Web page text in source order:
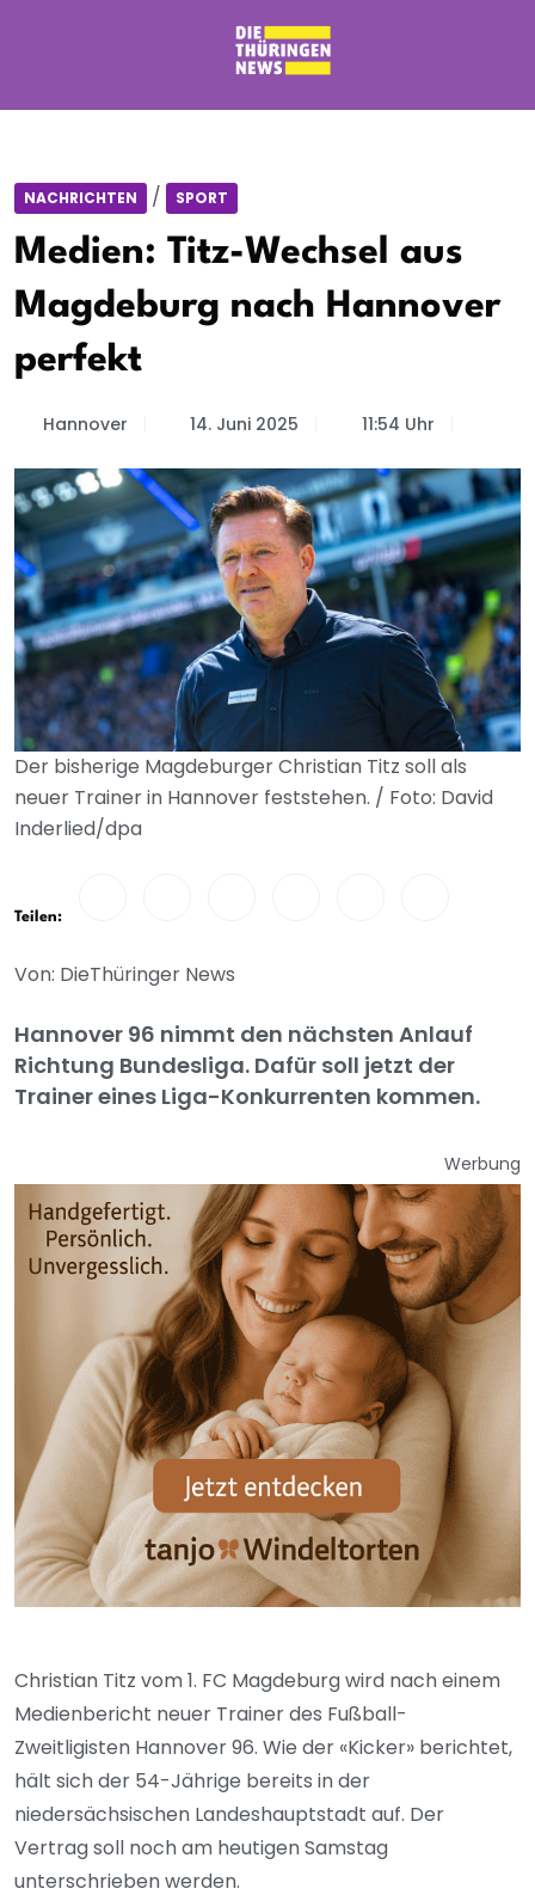
NACHRICHTEN / SPORT
Medien: Titz-Wechsel aus
Magdeburg nach Hannover
perfekt
Hannover 14. Juni 2025 11:54 Uhr
Der bisherige Magdeburger Christian Titz soll als
neuer Trainer in Hannover feststehen. / Foto: David
Inderlied/dpa
Teilen:
Von: DieThüringer News
Hannover 96 nimmt den nächsten Anlauf
Richtung Bundesliga. Dafür soll jetzt der
Trainer eines Liga-Konkurrenten kommen.
Werbung
Christian Titz vom 1. FC Magdeburg wird nach einem
Medienbericht neuer Trainer des Fußball-
Zweitligisten Hannover 96. Wie der «Kicker» berichtet,
hält sich der 54-Jährige bereits in der
niedersächsischen Landeshauptstadt auf. Der
Vertrag soll noch am heutigen Samstag
unterschrieben werden.